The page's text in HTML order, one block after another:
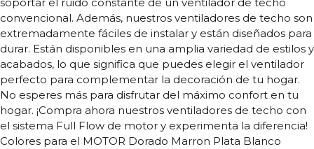
soportar el ruido constante de un ventilador de techo
convencional. Además, nuestros ventiladores de techo son
extremadamente fáciles de instalar y están diseñados para
durar. Están disponibles en una amplia variedad de estilos y
acabados, lo que significa que puedes elegir el ventilador
perfecto para complementar la decoración de tu hogar.
No esperes más para disfrutar del máximo confort en tu
hogar. ¡Compra ahora nuestros ventiladores de techo con
el sistema Full Flow de motor y experimenta la diferencia!
Colores para el MOTOR Dorado Marron Plata Blanco